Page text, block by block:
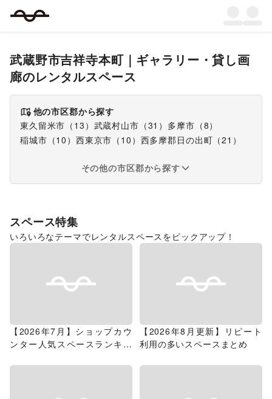
武蔵野市吉祥寺本町｜ ギャラリー・貸し画
廊のレンタルスペース
他の市区郡から探す
東久留米市 （ 13 ） 武蔵村山市 （31 ） 多摩市 （8）
稲城市 （10 ） 西東京市 （ 10 ） 西多摩郡日の出町 （21 ）
その他の市区郡から探す
スペース特集
いろいろなテーマでレンタルスペースをピックアップ！
【2026年7月】ショップカウ
ンター人気スペースランキン
【2026年8月更新】リピート
利用の多いスペースまとめ